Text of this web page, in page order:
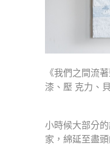
《我們之間流
漆、壓 克力、
小時候大部分
家，綿延至盡